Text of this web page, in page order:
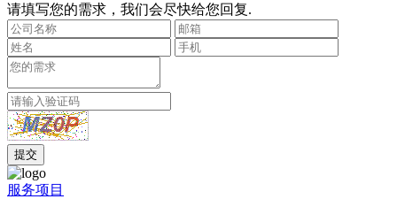
请填写您的需求，我们会尽快给您回复.
服务项目